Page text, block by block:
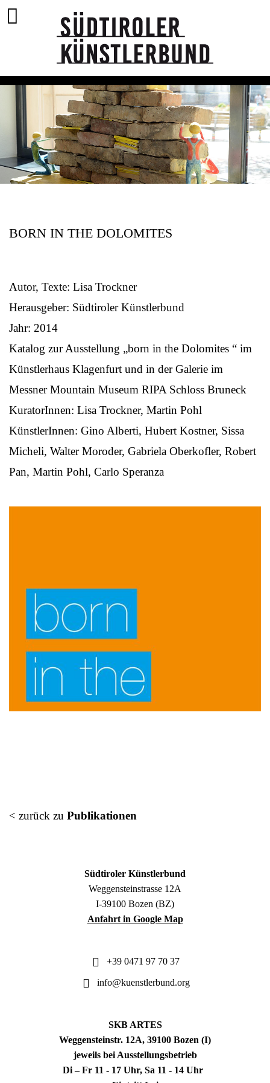
BORN IN THE DOLOMITES
Autor, Texte: Lisa Trockner
Herausgeber: Südtiroler Künstlerbund
Jahr: 2014
Katalog zur Ausstellung „born in the Dolomites “ im
Künstlerhaus Klagenfurt und in der Galerie im
Messner Mountain Museum RIPA Schloss Bruneck
KuratorInnen: Lisa Trockner, Martin Pohl
KünstlerInnen: Gino Alberti, Hubert Kostner, Sissa
Micheli, Walter Moroder, Gabriela Oberkofler, Robert
Pan, Martin Pohl, Carlo Speranza
< zurück zu Publikationen
Südtiroler Künstlerbund
Weggensteinstrasse 12A
I-39100 Bozen (BZ)
Anfahrt in Google Map
+39 0471 97 70 37
info@kuenstlerbund.org
SKB ARTES
Weggensteinstr. 12A, 39100 Bozen (I)
jeweils bei Ausstellungsbetrieb
Di – Fr 11 - 17 Uhr, Sa 11 - 14 Uhr